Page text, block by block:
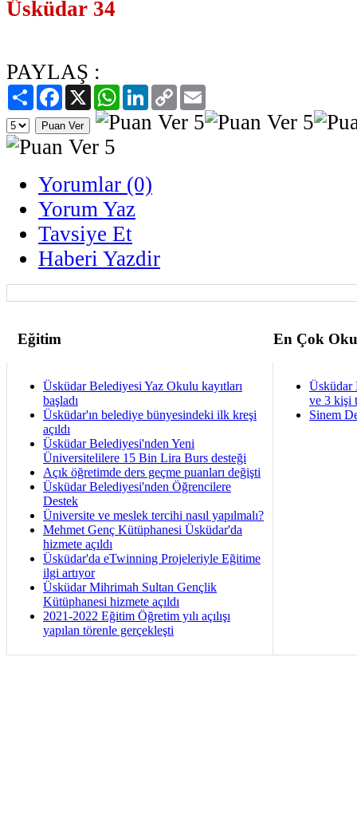
Üsküdar 34
PAYLAŞ :
PaylaşFacebook
X WhatsAppLinkedIn
Copy
Link
Yorumlar (0)
Yorum Yaz
Tavsiye Et
Haberi Yazdir
Eğitim En Çok
Üsküdar Belediyesi Yaz Okulu kayıtları
başladı
Üsküdar'ın belediye bünyesindeki ilk kreşi
açıldı
Üsküdar Belediyesi'nden Yeni
Üniversitelilere 15 Bin Lira Burs desteği
Açık öğretimde ders geçme puanları değişti
Üsküdar Belediyesi'nden Öğrencilere
Destek
Üniversite ve meslek tercihi nasıl yapılmalı?
Mehmet Genç Kütüphanesi Üsküdar'da
hizmete açıldı
Üsküdar'da eTwinning Projeleriyle Eğitime
ilgi artıyor
Üsküdar Mihrimah Sultan Gençlik
Kütüphanesi hizmete açıldı
2021-2022 Eğitim Öğretim yılı açılışı
yapılan törenle gerçekleşti
Üsküdar
ve 3 kişi
Sinem